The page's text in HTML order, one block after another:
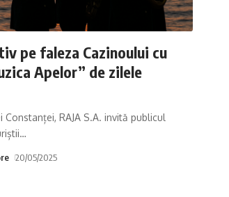
pe faleza Cazinoului cu
Apelor” de zilele
Constanței, RAJA S.A. invită publicul
…
20/05/2025